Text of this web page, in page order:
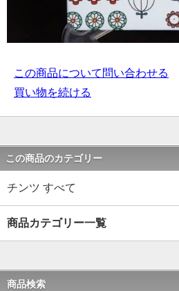
この商品について問い合わせる
買い物を続ける
この商品のカテゴリー
チンツ すべて
商品カテゴリー一覧
商品検索